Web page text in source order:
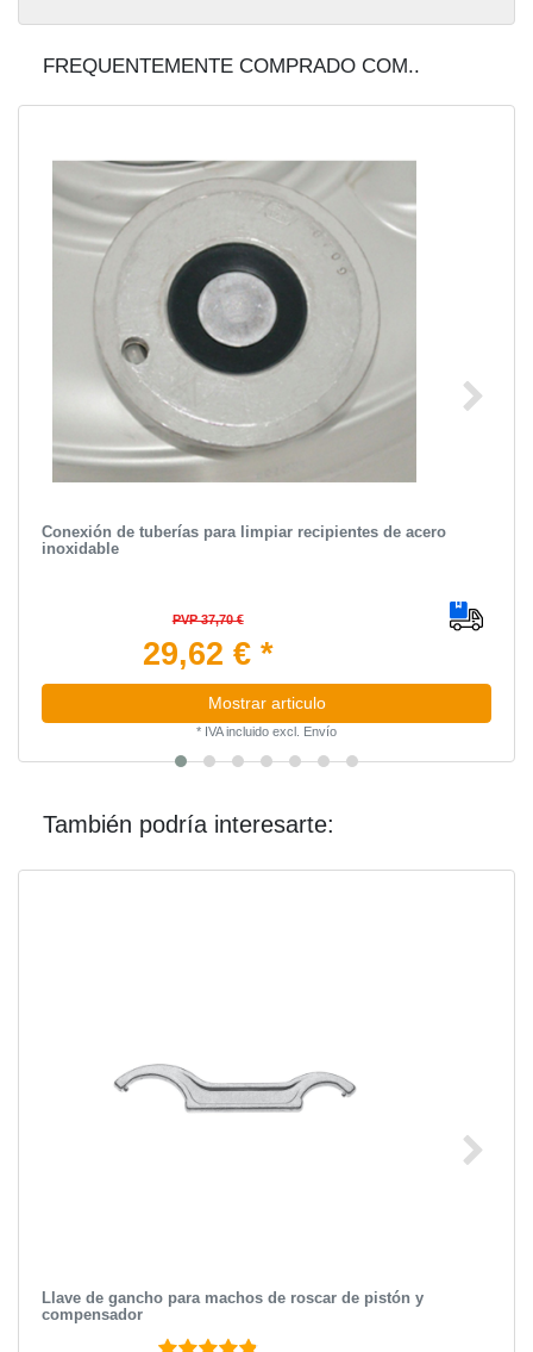
FREQUENTEMENTE COMPRADO COM..
Conexión de tuberías para limpiar recipientes de acero
inoxidable
PVP 37,70 €
29,62 € *
Mostrar articulo
* IVA incluido excl. Envío
También podría interesarte:
Llave de gancho para machos de roscar de pistón y
compensador